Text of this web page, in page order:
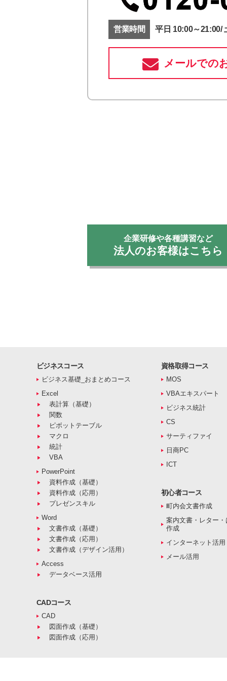
営業時間 平日 10:00～21:00/
メールでの
企業研修や各種講習など
法人のお客様はこちら
ビジネスコース
ビジネス基礎_おまとめコース
Excel
表計算（基礎）
関数
ピボットテーブル
マクロ
統計
VBA
PowerPoint
資料作成（基礎）
資料作成（応用）
プレゼンスキル
Word
文書作成（基礎）
文書作成（応用）
文書作成（デザイン活用）
Access
データベース活用
CADコース
CAD
図面作成（基礎）
図面作成（応用）
資格取得コース
MOS
VBAエキスパート
ビジネス統計
CS
サーティファイ
日商PC
ICT
初心者コース
町内会文書作成
案内文書・レター
作成
インターネット活用
メール活用